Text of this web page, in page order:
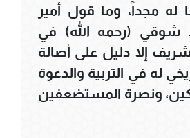
له مجداً، وما قول أمير
شوقي (رحمه الله) في
إلا دليل على أصالة
له في التربية والدعوة
ونصرة المستضعفين